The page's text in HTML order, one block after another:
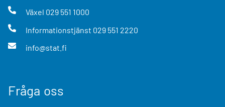
Växel 029 551 1000
Informationstjänst 029 551 2220
info@stat.fi
Fråga oss